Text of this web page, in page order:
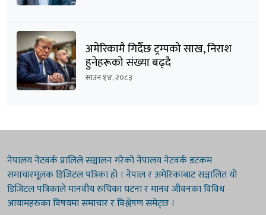
अमेरिकामै गिर्दैछ ट्रम्पको साख, निराश
हुनेहरूको संख्या बढ्दै
साउन १४, २०८३
नेपालय नेटवर्क प्रालिले सञ्चालन गरेको नेपालय नेटवर्क डटकम
समाचारमूलक डिजिटल पत्रिका हो । नेपाल र अमेरिकाबाट सञ्चालित यो
डिजिटल पत्रिकाले मानवीय रुचिका घटना र मानव जीवनका विविध
आयामहरुका विषयमा समाचार र विश्लेषण समेट्छ ।